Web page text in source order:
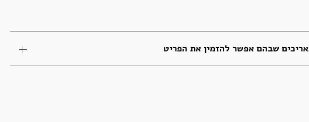
שבהם אפשר להזמין את הפריט